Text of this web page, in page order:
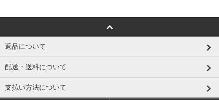
返品について
配送・送料について
支払い方法について